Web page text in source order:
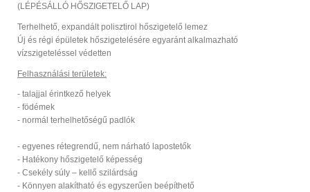
(LÉPÉSÁLLÓ HŐSZIGETELŐ LAP)
Terhelhető, expandált polisztirol hőszigetelő lemez
Új és régi épületek hőszigetelésére egyaránt alkalmazható
vízszigeteléssel védetten
Felhasználási területek:
- talajjal érintkező helyek
- födémek
- normál terhelhetőségű padlók
- egyenes rétegrendű, nem nárható lapostetők
- Hatékony hőszigetelő képesség
- Csekély súly – kellő szilárdság
- Könnyen alakítható és egyszerűen beépíthető